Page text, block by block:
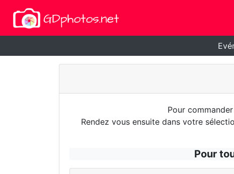
Pour
Rendez vous ensuite dans votre
Pour